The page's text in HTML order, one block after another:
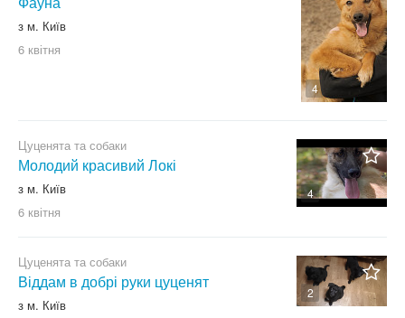
Стаффордширський
Фокстер'єр
Французький бульдог
Чихуахуа
Шарпей
4
з м. Київ
6 квітня
4
Цуценята та собаки
Молодий красивий Локі
з м. Київ
6 квітня
2
Цуценята та собаки
Віддам в добрі руки цуценят
з м. Київ